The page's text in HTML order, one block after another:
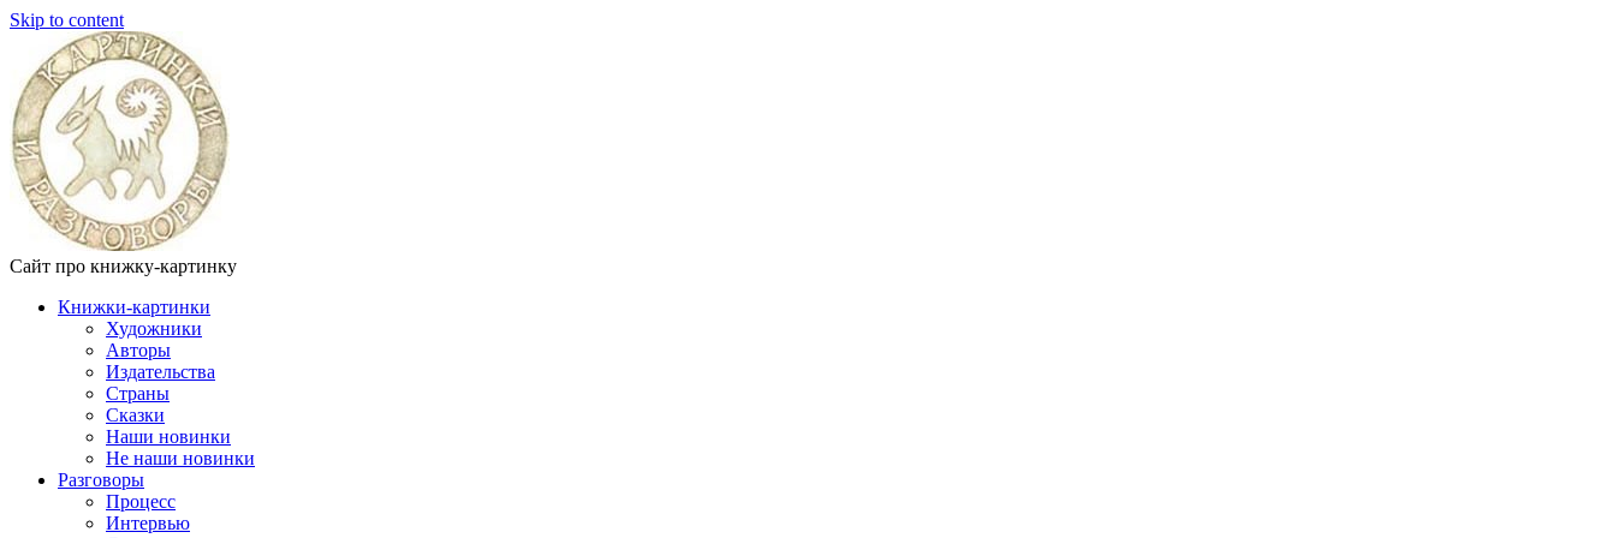
Skip to content
Сайт про книжку-картинку
Книжки-картинки
Художники
Авторы
Издательства
Страны
Сказки
Наши новинки
Не наши новинки
Разговоры
Процесс
Интервью